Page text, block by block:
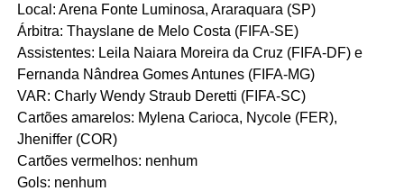
Local: Arena Fonte Luminosa, Araraquara (SP)
Árbitra: Thayslane de Melo Costa (FIFA-SE)
Assistentes: Leila Naiara Moreira da Cruz (FIFA-DF) e
Fernanda Nândrea Gomes Antunes (FIFA-MG)
VAR: Charly Wendy Straub Deretti (FIFA-SC)
Cartões amarelos: Mylena Carioca, Nycole (FER),
Jheniffer (COR)
Cartões vermelhos: nenhum
Gols: nenhum